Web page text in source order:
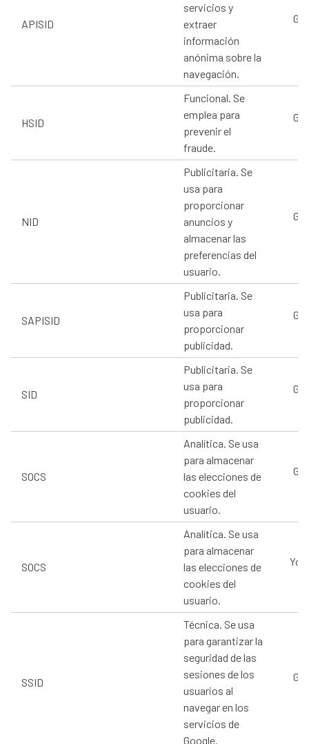
APISID
servicios y
extraer
información
anónima sobre la
navegación.
HSID
Funcional. Se
emplea para
prevenir el
fraude.
NID
Publicitaria. Se
usa para
proporcionar
anuncios y
almacenar las
preferencias del
usuario.
SAPISID
Publicitaria. Se
usa para
proporcionar
publicidad.
SID
Publicitaria. Se
usa para
proporcionar
publicidad.
SOCS
Analítica. Se usa
para almacenar
las elecciones de
cookies del
usuario.
SOCS
Analítica. Se usa
para almacenar
las elecciones de
cookies del
usuario.
SSID
Técnica. Se usa
para garantizar la
seguridad de las
sesiones de los
usuarios al
navegar en los
servicios de
Google.